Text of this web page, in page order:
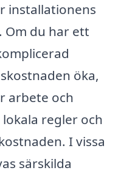
installationens
Om du har ett
öka,
arbete och
regler och
I vissa
särskilda